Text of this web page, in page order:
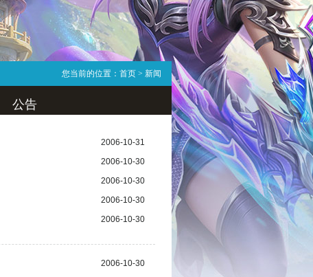
您当前的位置： 首页 > 新闻
公告
2006-10-31
2006-10-30
2006-10-30
2006-10-30
2006-10-30
2006-10-30